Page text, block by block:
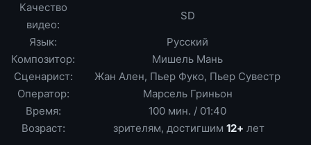
Качество
видео:
SD
Язык:
Русский
Композитор:
Мишель Мань
Сценарист:
Жан Ален, Пьер Фуко, Пьер Сувестр
Оператор:
Марсель Гриньон
Время:
100 мин. / 01:40
Возраст:
зрителям, достигшим 12+ лет